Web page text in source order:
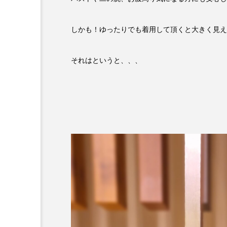
しかも！ゆったりでも着用して頂くと大きく見
それはというと、、、